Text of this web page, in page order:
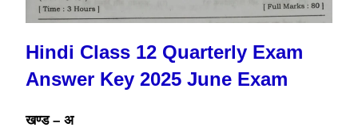
Hindi Class 12 Quarterly Exam
Answer Key 2025 June Exam
खण्ड – अ